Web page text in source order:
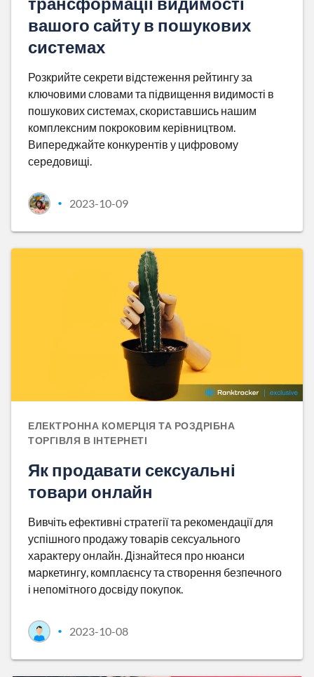
вашого сайту в пошукових
системах
Розкрийте секрети відстеження рейтингу за
ключовими словами та підвищення видимості в
пошукових системах, скориставшись нашим
комплексним покроковим керівництвом.
Випереджайте конкурентів у цифровому
середовищі.
• 2023-10-09
ЕЛЕКТРОННА КОМЕРЦІЯ ТА РОЗДРІБНА
ТОРГІВЛЯ В ІНТЕРНЕТІ
Як продавати сексуальні
товари онлайн
Вивчіть ефективні стратегії та рекомендації для
успішного продажу товарів сексуального
характеру онлайн. Дізнайтеся про нюанси
маркетингу, комплаєнсу та створення безпечного
і непомітного досвіду покупок.
• 2023-10-08